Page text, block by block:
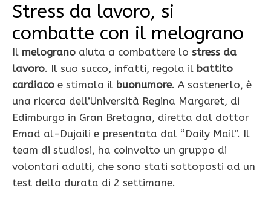
Stress da lavoro, si
combatte con il melograno
Il melograno aiuta a combattere lo stress da
lavoro. Il suo succo, infatti, regola il battito
cardiaco e stimola il buonumore. A sostenerlo, è
una ricerca dell’Università Regina Margaret, di
Edimburgo in Gran Bretagna, diretta dal dottor
Emad al-Dujaili e presentata dal “Daily Mail”. Il
team di studiosi, ha coinvolto un gruppo di
volontari adulti, che sono stati sottoposti ad un
test della durata di 2 settimane.